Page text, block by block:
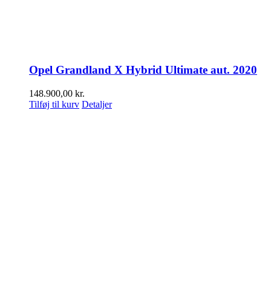
Opel Grandland X Hybrid Ultimate aut. 2020
148.900,00 kr.
Tilføj til kurv Detaljer